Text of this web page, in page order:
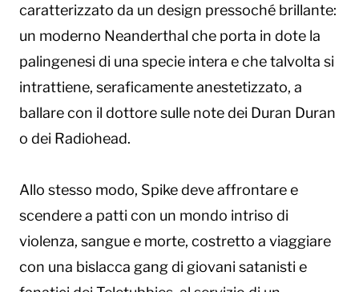
caratterizzato da un design pressoché brillante:
un moderno Neanderthal che porta in dote la
palingenesi di una specie intera e che talvolta si
intrattiene, seraficamente anestetizzato, a
ballare con il dottore sulle note dei Duran Duran
o dei Radiohead.
Allo stesso modo, Spike deve affrontare e
scendere a patti con un mondo intriso di
violenza, sangue e morte, costretto a viaggiare
con una bislacca gang di giovani satanisti e